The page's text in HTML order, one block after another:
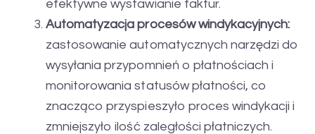
efektywne wystawianie faktur.
Automatyzacja procesów windykacyjnych:
zastosowanie automatycznych narzędzi do
wysyłania przypomnień o płatnościach i
monitorowania statusów płatności, co
znacząco przyspieszyło proces windykacji i
zmniejszyło ilość zaległości płatniczych.